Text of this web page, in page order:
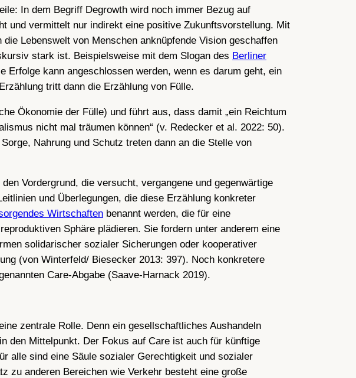
In dem Begriff Degrowth wird noch immer Bezug auf
und vermittelt nur indirekt eine positive Zukunftsvorstellung. Mit
Lebenswelt von Menschen anknüpfende Vision geschaffen
stark ist. Beispielsweise mit dem Slogan des Berliner
Erfolge kann angeschlossen werden, wenn es darum geht, ein
tritt dann die Erzählung von Fülle.
Ökonomie der Fülle) und führt aus, dass damit „ein Reichtum
nicht mal träumen können“ (v. Redecker et al. 2022: 50).
Nahrung und Schutz treten dann an die Stelle von
Vordergrund, die versucht, vergangene und gegenwärtige
und Überlegungen, die diese Erzählung konkreter
Wirtschaften benannt werden, die für eine
Sphäre plädieren. Sie fordern unter anderem eine
solidarischer sozialer Sicherungen oder kooperativer
(von Winterfeld/ Biesecker 2013: 397). Noch konkretere
Care-Abgabe (Saave-Harnack 2019).
zentrale Rolle. Denn ein gesellschaftliches Aushandeln
den Mittelpunkt. Der Fokus auf Care ist auch für künftige
alle sind eine Säule sozialer Gerechtigkeit und sozialer
zu anderen Bereichen wie Verkehr besteht eine große